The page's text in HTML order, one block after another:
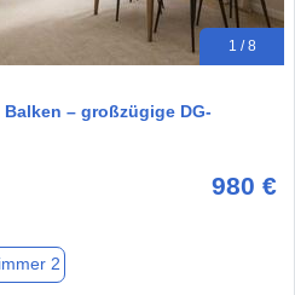
1 / 8
– großzügige DG-
980 €
2